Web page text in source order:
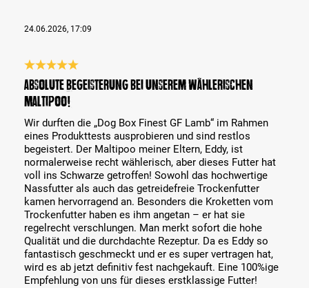
24.06.2026, 17:09
Bewertung mit 5 von 5 Sternen
Absolute Begeisterung bei unserem wählerischen
Maltipoo!
Wir durften die „Dog Box Finest GF Lamb“ im Rahmen
eines Produkttests ausprobieren und sind restlos
begeistert. Der Maltipoo meiner Eltern, Eddy, ist
normalerweise recht wählerisch, aber dieses Futter hat
voll ins Schwarze getroffen! Sowohl das hochwertige
Nassfutter als auch das getreidefreie Trockenfutter
kamen hervorragend an. Besonders die Kroketten vom
Trockenfutter haben es ihm angetan – er hat sie
regelrecht verschlungen. Man merkt sofort die hohe
Qualität und die durchdachte Rezeptur. Da es Eddy so
fantastisch geschmeckt und er es super vertragen hat,
wird es ab jetzt definitiv fest nachgekauft. Eine 100%ige
Empfehlung von uns für dieses erstklassige Futter!